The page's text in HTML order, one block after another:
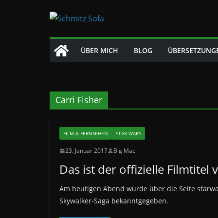
ÜBER MICH BLOG
Carri Fisher
FILM & FERNSEHEN STAR WARS
23. Januar 2017 Big Mac
Das ist der offizielle Filmtitel
Am heutigen Abend wurde über die Seite
Skywalker-Saga bekanntgegeben.